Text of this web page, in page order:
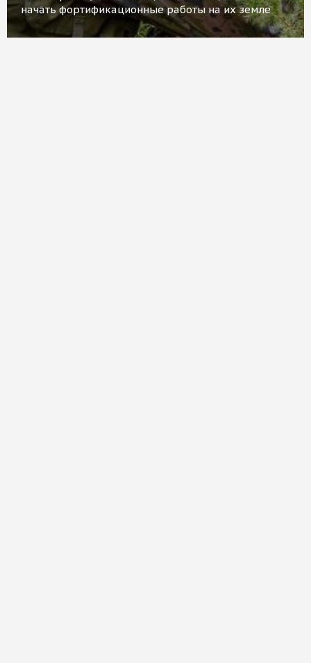
начать фортификационные работы на их земле